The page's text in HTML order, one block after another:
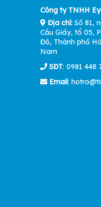
Công ty TNHH
Địa chỉ: Số 81,
Cầu Giấy, tổ 05,
Đô, Thành phố
Nam
SĐT: 0981 448
Email: